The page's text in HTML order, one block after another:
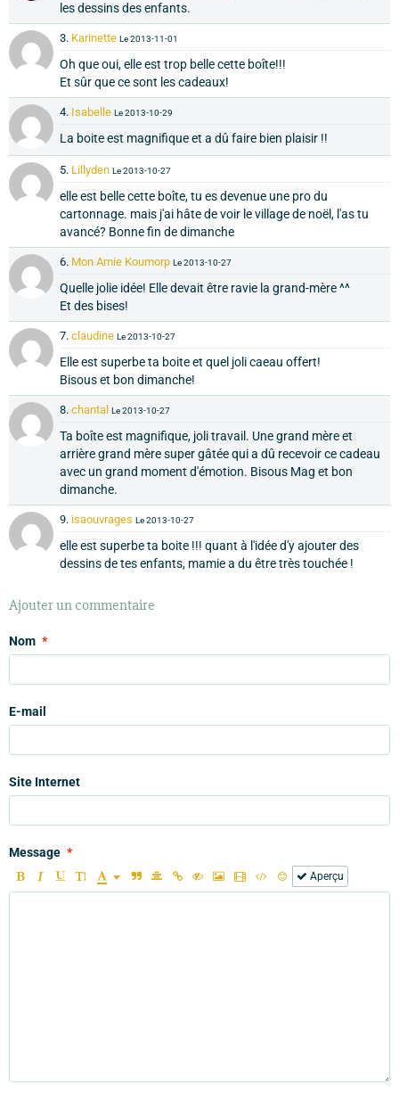
les dessins des enfants.
3. Karinette Le 2013-11-01
Oh que oui, elle est trop belle cette boîte!!!
Et sûr que ce sont les cadeaux!
4. Isabelle Le 2013-10-29
La boite est magnifique et a dû faire bien plaisir !!
5. Lillyden Le 2013-10-27
elle est belle cette boîte, tu es devenue une pro du
cartonnage. mais j'ai hâte de voir le village de noël, l'as tu
avancé? Bonne fin de dimanche
6. Mon Amie Koumorp Le 2013-10-27
Quelle jolie idée! Elle devait être ravie la grand-mère ^^
Et des bises!
7. claudine Le 2013-10-27
Elle est superbe ta boite et quel joli caeau offert!
Bisous et bon dimanche!
8. chantal Le 2013-10-27
Ta boîte est magnifique, joli travail. Une grand mère et
arrière grand mère super gâtée qui a dû recevoir ce cadeau
avec un grand moment d'émotion. Bisous Mag et bon
dimanche.
9. isaouvrages Le 2013-10-27
elle est superbe ta boite !!! quant à l'idée d'y ajouter des
dessins de tes enfants, mamie a du être très touchée !
Ajouter un commentaire
Nom
E-mail
Site Internet
Message
Aperçu